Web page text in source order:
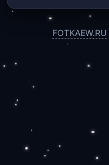
FOTKAEW.RU